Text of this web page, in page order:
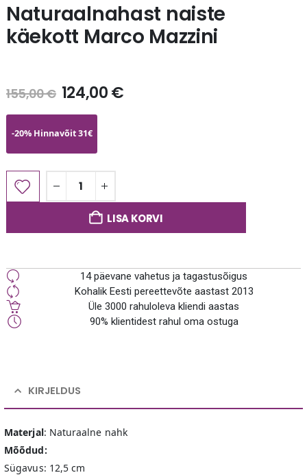
Naturaalnahast naiste
käekott Marco Mazzini
155,00€ 124,00€
-20% Hinnavõit 31€
LISA KORVI
14 päevane vahetus ja tagastusõigus
Kohalik Eesti pereettevõte aastast 2013
Üle 3000 rahuloleva kliendi aastas
90% klientidest rahul oma ostuga
KIRJELDUS
Materjal: Naturaalne nahk
Mõõdud:
Sügavus: 12,5 cm